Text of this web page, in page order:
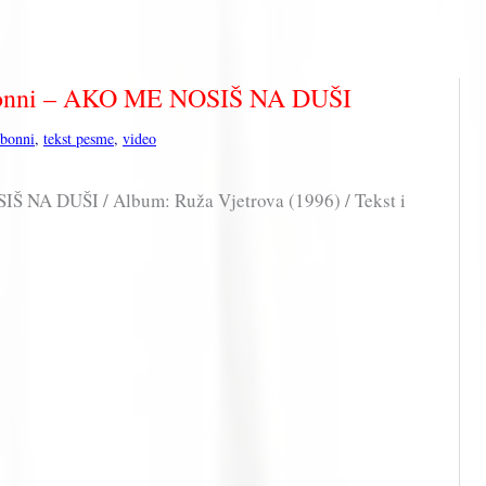
– AKO ME NOSIŠ NA DUŠI
, tekst pesme, video
NA DUŠI / Album: Ruža Vjetrova (1996) / Tekst i